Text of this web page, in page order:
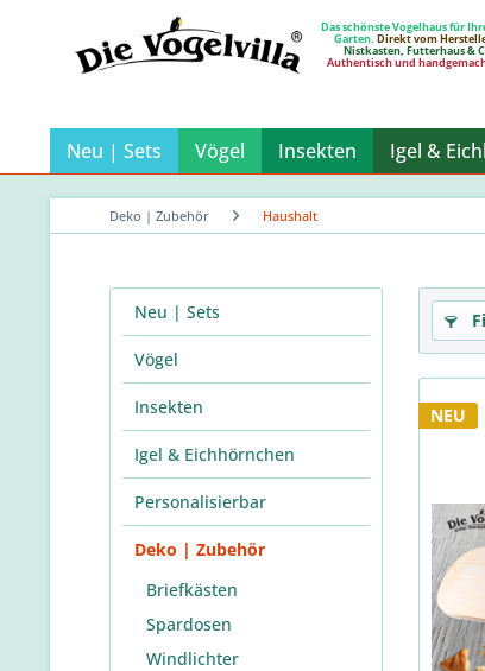
Das schönste Vogelhaus für
Garten. Direkt vom
Nistkasten, Futterhaus &
Authentisch und
Neu | Sets Vögel Insekten Igel &
Deko | Zubehör Haushalt
Neu | Sets
Vögel
Insekten
Igel & Eichhörnchen
Personalisierbar
Deko | Zubehör
Briefkästen
Spardosen
Windlichter
NEU